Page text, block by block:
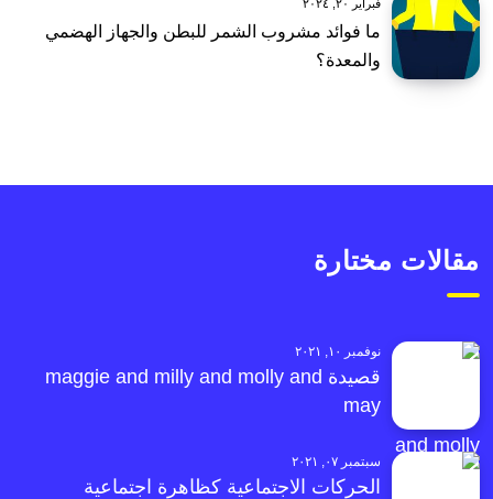
فبراير ٢٠, ٢٠٢٤
ما فوائد مشروب الشمر للبطن والجهاز الهضمي
والمعدة؟
مقالات مختارة
نوفمبر ١٠, ٢٠٢١
قصيدة maggie and milly and molly and
may
سبتمبر ٠٧, ٢٠٢١
الحركات الاجتماعية كظاهرة اجتماعية